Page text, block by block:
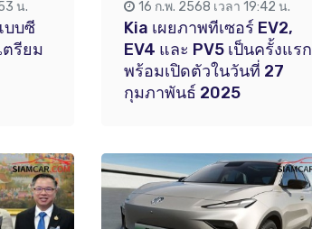
น.
บบซี
รียม
16 ก.พ. 2568 เวลา 19:42 น.
Kia เผยภาพทีเซอร์ EV2,
EV4 และ PV5 เป็นครั้งแรก
พร้อมเปิดตัวในวันที่ 27
กุมภาพันธ์ 2025